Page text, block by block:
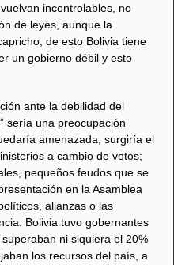
incontrolables, no
de leyes, aunque la
de esto Bolivia tiene
un gobierno débil y esto
ante la debilidad del
sería una preocupación
amenazada, surgiría el
a cambio de votos;
pequeños feudos que se
en la Asamblea
alianzas o las
Bolivia tuvo gobernantes
ni siquiera el 20%
los recursos del país, a